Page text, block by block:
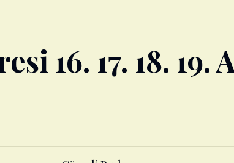
16. 17. 18. 19.